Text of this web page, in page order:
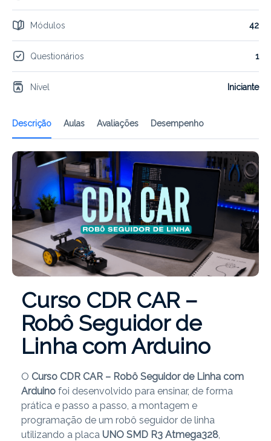
Descrição Aulas Avaliações Desempenho
Curso CDR CAR –
Robô Seguidor de
Linha com Arduino
O Curso CDR CAR – Robô Seguidor de Linha com
Arduino foi desenvolvido para ensinar, de forma
prática e passo a passo, a montagem e
programação de um robô seguidor de linha
utilizando a placa UNO SMD R3 Atmega328
Módulos 42
Questionários 1
Nível Iniciante